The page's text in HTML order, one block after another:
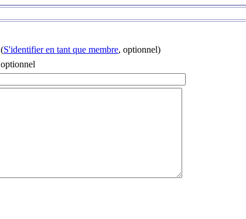
(S'identifier en tant que membre, optionnel)
optionnel